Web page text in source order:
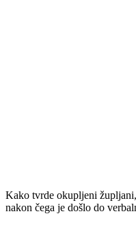
Kako tvrde okupljeni
nakon čega je došlo do